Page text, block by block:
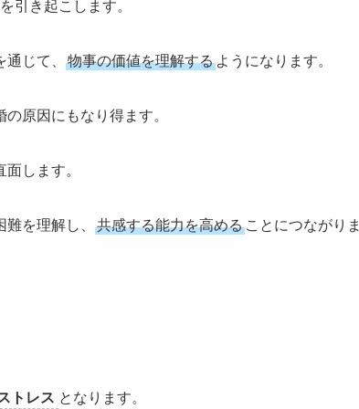
を引き起こします。
じて、 物事の価値を理解する ようになります。
原因にもなり得ます。
します。
を理解し、 共感する能力を高める ことにつながりま
トレス となります。